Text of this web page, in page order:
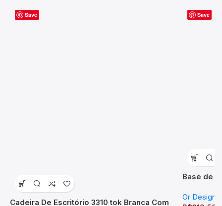
Save
Cadeira De Escritório 3310 tok Branca Com
Save
Base de
Or Design